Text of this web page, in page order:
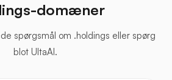
domæner
spørgsmål om .holdings eller spørg
blot UltaAI.